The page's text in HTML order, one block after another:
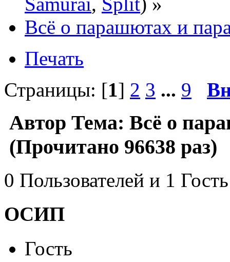
Всё о парашютах и
Печать
Страницы: [1] 2 3 ... 9
Автор Тема: Всё о
(Прочитано 96638 раз)
0 Пользователей и 1
ОСИП
Гость